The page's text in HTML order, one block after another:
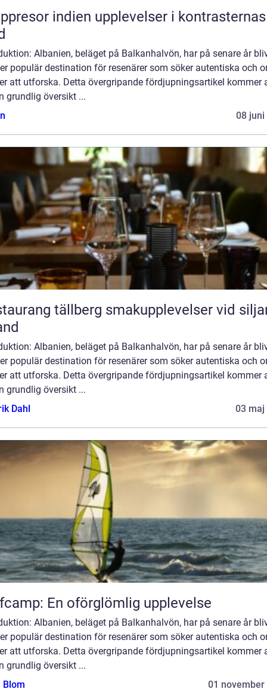
indien upplevelser i kontrasternas
Albanien, beläget på Balkanhalvön, har på senare år
populär destination för resenärer som söker autentiska och
att utforska. Detta övergripande fördjupningsartikel kommer
grundlig översikt ...
08 juni
tällberg smakupplevelser vid siljans
Albanien, beläget på Balkanhalvön, har på senare år
populär destination för resenärer som söker autentiska och
att utforska. Detta övergripande fördjupningsartikel kommer
grundlig översikt ...
Dahl
03 maj
En oförglömlig upplevelse
Albanien, beläget på Balkanhalvön, har på senare år
populär destination för resenärer som söker autentiska och
att utforska. Detta övergripande fördjupningsartikel kommer
grundlig översikt ...
Blom
01 november